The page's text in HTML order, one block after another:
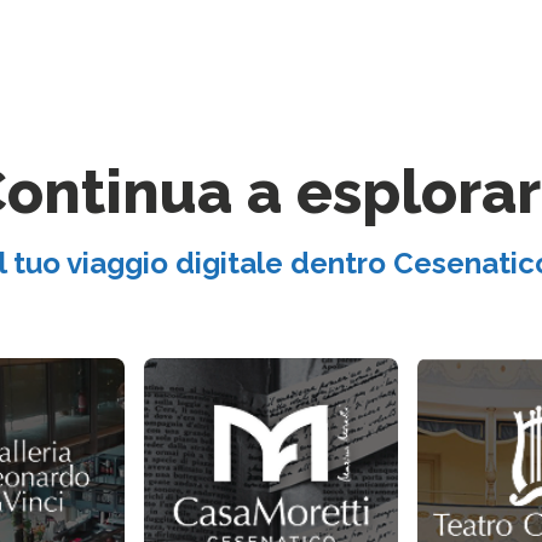
a
tuo viaggio digitale dentro